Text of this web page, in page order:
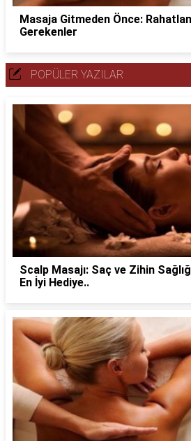
Masaja Gitmeden Önce:
Gerekenler
POPÜLER YAZILAR
Scalp Masajı: Saç ve Zihin
En İyi Hediye..